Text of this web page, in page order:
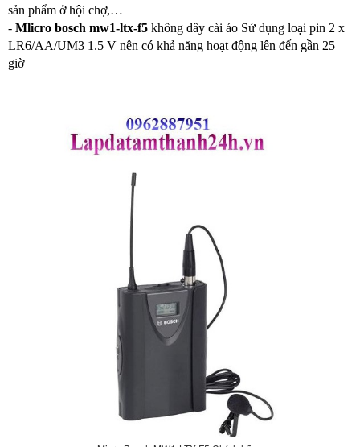
sản phẩm ở hội chợ,…
- Mlicro bosch mw1-ltx-f5 không dây cài áo Sử dụng loại pin 2 x
LR6/AA/UM3 1.5 V nên có khả năng hoạt động lên đến gần 25
giờ